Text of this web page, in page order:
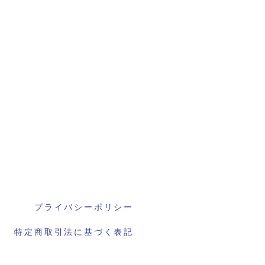
プライバシーポリシー
特定商取引法に基づく表記